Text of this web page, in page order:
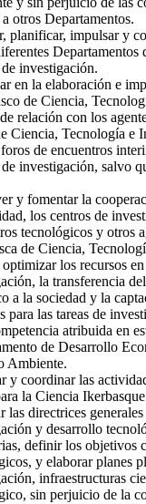
a otros Departamentos.
planificar, impulsar y
Departamentos
investigación.
en la elaboración e
de Ciencia,
relación con los
Ciencia, Tecnología e
de encuentros
investigación, salvo
y fomentar la
los centros de
tecnológicos y otros
de Ciencia,
los recursos
la transferencia
a la sociedad y la
para las tareas de
atribuida en
de Desarrollo
Ambiente.
y coordinar las
la Ciencia
las directrices
y desarrollo
definir los objetivos
y elaborar planes
infraestructuras
sin perjuicio de la